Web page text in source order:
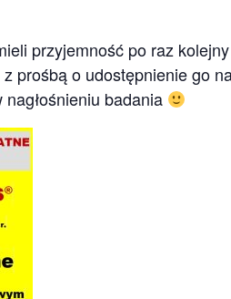
przyjemność po raz
prośbą o udostępnienie go
badania